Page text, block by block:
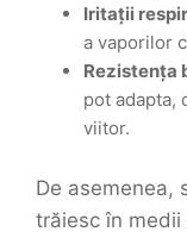
Iritații
a vaporilor
Rezistența
pot adapta,
viitor.
De asemenea,
trăiesc în